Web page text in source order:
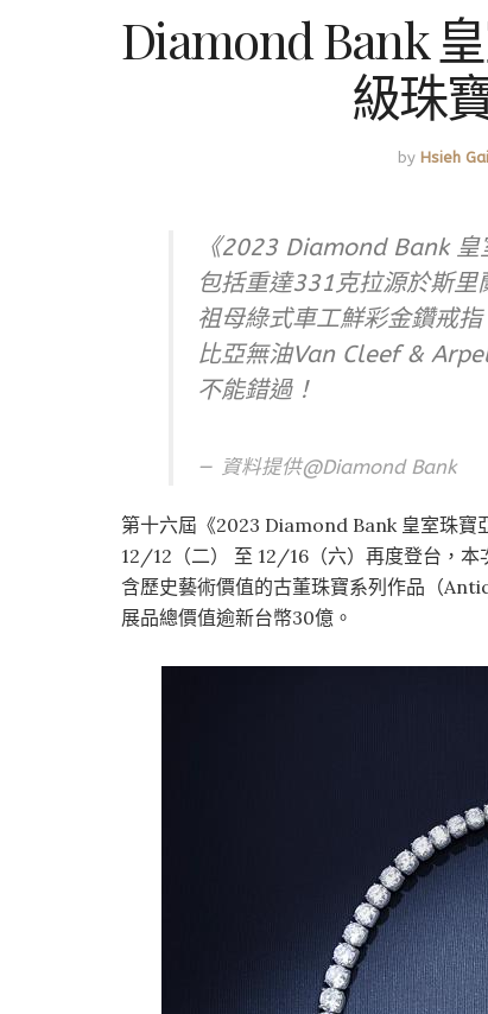
Diamond Bank
級珠
by Hsieh
《2023 Diamond Bank
包括重達331克拉源於斯
祖母綠式車工鮮彩金鑽戒
比亞無油Van Cleef &
不能錯過！
資料提供@Diamond Bank
第十六屆《2023 Diamond Bank 皇室珠
12/12（二） 至 12/16（六）再度登台，
含歷史藝術價值的古董珠寶系列作品（
展品總價值逾新台幣30億。